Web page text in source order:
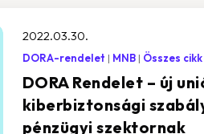
DORA Rendelet – új
kiberbiztonsági
pénzügyi szektornak
2022.03.30.
DORA-rendelet MNB Összes cikk